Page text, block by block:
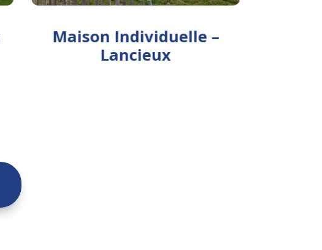
Maison Individuelle –
Lancieux